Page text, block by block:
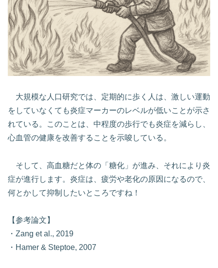
大規模な人口研究では、定期的に歩く人は、激しい運動
をしていなくても炎症マーカーのレベルが低いことが示さ
れている。このことは、中程度の歩行でも炎症を減らし、
心血管の健康を改善することを示唆している。
そして、高血糖だと体の「糖化」が進み、それにより炎
症が進行します。炎症は、疲労や老化の原因になるので、
何とかして抑制したいところですね！
【参考論文】
・Zang et al., 2019
・Hamer & Steptoe, 2007